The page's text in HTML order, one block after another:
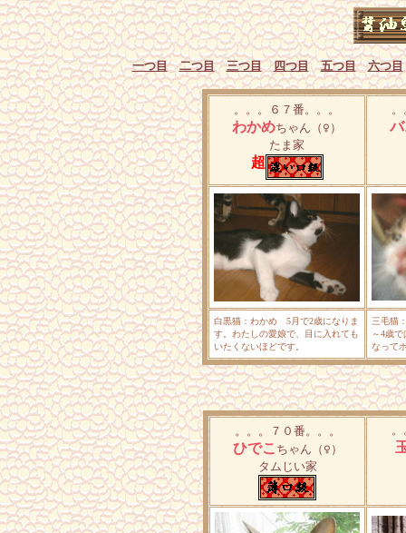
一つ目 二つ目 三つ目 四つ目 五つ目 六つ目
。。。６７番。。。
わかめちゃん （♀）
たま家
超
白黒猫：わかめ 5月で2歳になりま
す。わたしの愛娘で、目に入れても
いたくないほどです。
三毛猫
～4歳
なって
。。。７０番。。。
ひでこ ちゃん （♀）
タムじい家